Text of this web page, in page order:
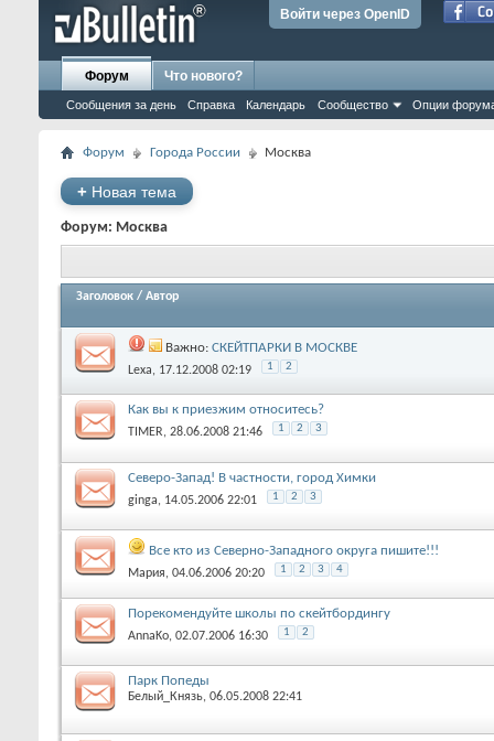
Войти через OpenID
Форум
Сообщения за день Справка Календарь Сообщество Опции
Что нового?
Форум Города России Москва
+ Новая тема
Форум: Москва
Заголовок / Автор
Важно: СКЕЙТПАРКИ В МОСКВЕ
Lexa‎, 17.12.2008 02:19 1 2
Как вы к приезжим относитесь?
TIMER‎, 28.06.2008 21:46 1 2 3
Северо-Запад! В частности, город Химки
ginga‎, 14.05.2006 22:01 1 2 3
Все кто из Северно-Западного округа пишите!!!
Мария‎, 04.06.2006 20:20 1 2 3 4
Порекомендуйте школы по скейтбордингу
AnnaKo‎, 02.07.2006 16:30 1 2
Парк Попеды
Белый_Князь‎, 06.05.2008 22:41